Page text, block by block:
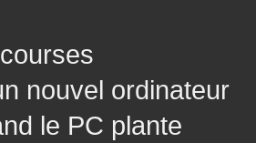
nouvel ordinateur
le PC plante